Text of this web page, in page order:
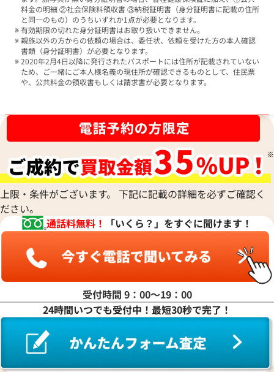
料金の明細 ②社会保険料領収書 ③納税証明書（身分証明書に記載の住所
と同一のもの）のうちいずれか1点が必要となります。
有効期限の切れた身分証明書はお取り扱いできません。
親族以外の方からの依頼の場合は、委任状、依頼を受けた方の本人確認
書類（身分証明書）が必要となります。
2020年2月4日以降に発行されたパスポートには住所が記載されていない
ため、ご一緒にご本人様名義の現住所が確認できるものとして、住民票
や、公共料金の領収書もしくは請求書が必要となります。
上限・条件がございます。 下記に記載の詳細を必ずご確認く
ださい。
通話料無料！
「いくら？」をすぐに聞けます！
受付時間 9：00〜19：00
24時間いつでも受付中！最短30秒で完了！